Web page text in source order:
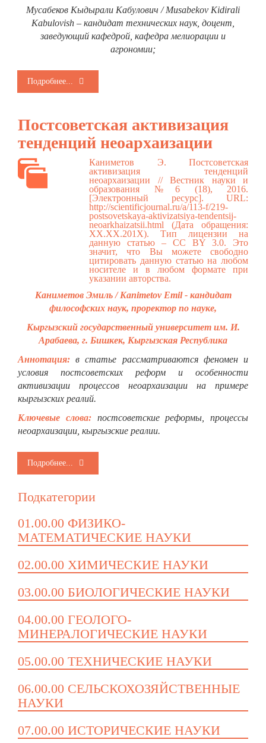
Мусабеков Кыдырали Кабулович / Musabekov Kidirali
Kabulovish – кандидат технических наук, доцент,
заведующий кафедрой, кафедра мелиорации и
агрономии;
Подробнее...
Постсоветская активизация
тенденций неоархаизации
Каниметов Э. Постсоветская
активизация тенденций
неоархаизации // Вестник науки и
образования №6 (18), 2016.
[Электронный ресурс]. URL:
http://scientificjournal.ru/a/113-f/219-
postsovetskaya-aktivizatsiya-tendentsij-
neoarkhaizatsii.html (Дата обращения:
ХХ.ХХ.201Х). Тип лицензии на
данную статью – CC BY 3.0. Это
значит, что Вы можете свободно
цитировать данную статью на любом
носителе и в любом формате при
указании авторства.
Каниметов Эмиль / Kanimetov Emil - кандидат
философских наук, проректор по науке,
Кыргызский государственный университет им. И.
Арабаева, г. Бишкек, Кыргызская Республика
Аннотация: в статье рассматриваются феномен и
условия постсоветских реформ и особенности
активизации процессов неоархаизации на примере
кыргызских реалий.
Ключевые слова:постсоветские реформы, процессы
неоархаизации, кыргызские реалии.
Подробнее...
Подкатегории
01.00.00 ФИЗИКО-
МАТЕМАТИЧЕСКИЕ НАУКИ
02.00.00 ХИМИЧЕСКИЕ НАУКИ
03.00.00 БИОЛОГИЧЕСКИЕ НАУКИ
04.00.00 ГЕОЛОГО-
МИНЕРАЛОГИЧЕСКИЕ НАУКИ
05.00.00 ТЕХНИЧЕСКИЕ НАУКИ
06.00.00 СЕЛЬСКОХОЗЯЙСТВЕННЫЕ
НАУКИ
07.00.00 ИСТОРИЧЕСКИЕ НАУКИ